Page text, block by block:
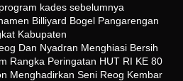
kades sebelumnya
Billiyard Bogel Pangarengan
Kabupaten
Dan Nyadran Menghiasi Bersih
Rangka Peringatan HUT RI KE 80
Menghadirkan Seni Reog Kembar